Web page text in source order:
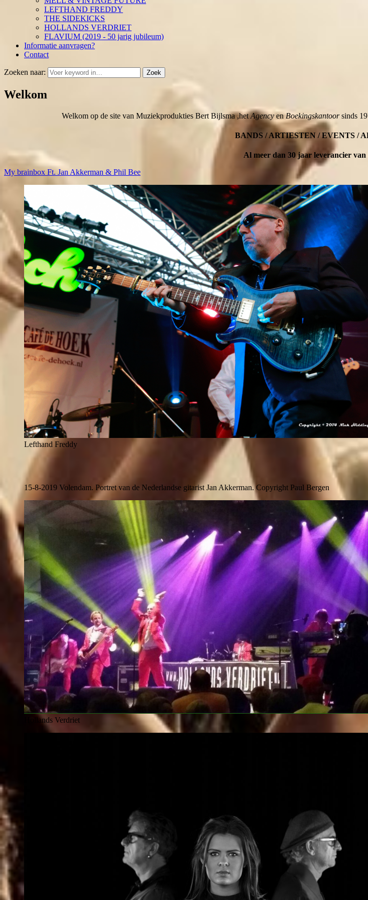
LEFTHAND FREDDY
THE SIDEKICKS
HOLLANDS VERDRIET
FLAVIUM (2019 - 50 jarig jubileum)
Informatie aanvragen?
Contact
Zoeken naar: Zoek
Welkom
Welkom op de site van Muziekprodukties Bert Bijlsma ,hetAgency enBoekingskantoorsinds
BANDS / ARTIESTEN / EVENTS /
Al meer dan 30 jaar leverancier
My brainbox Ft. Jan Akkerman & Phil Bee
Lefthand Freddy
15-8-2019 Volendam. Portret van de Nederlandse gitarist Jan Akkerman. Copyright Paul Bergen
Hollands Verdriet